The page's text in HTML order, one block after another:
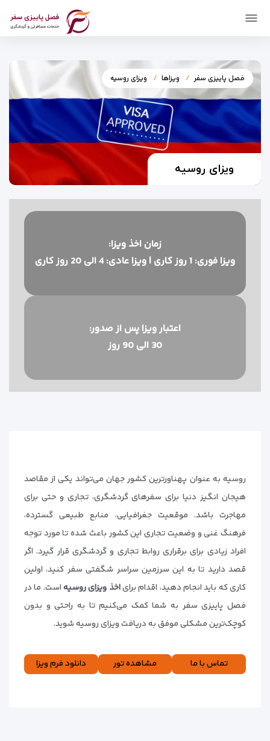
فصل پاییزی سفر ویزاها ویزای روسیه
ویزای روسیه
زمان اخذ ويزا:
ویزا فوری: 1 روز کاری | ویزا عادی: 4 الی 20 روز کاری
اعتبار ویزا پس از صدور:
30 الی 90 روز
روسیه به عنوان پهناورترین کشور جهان می‌تواند یکی از مقاصد
هیجان انگیز دنیا برای سفرهای گردشگری، تجاری و حتی برای
مهاجرت باشد. موقعیت جغرافیایی، منابع طبیعی گسترده،
فرهنگ غنی و وضعیت تجاری این کشور باعث شده تا مورد توجه
افراد زیادی برای برقراری روابط تجاری و گردشگری قرار گیرد. اگر
قصد دارید تا به این سرزمین سراسر شگفتی سفر کنید، اولین
کاری که باید انجام دهید، اقدام برایاخذ ویزای روسیهاست. ما در
فصل پاییزی سفر به شما کمک می‌کنیم تا به راحتی و بدون
کوچک‌ترین مشکلی موفق به دریافت ویزای روسیه شوید.
تماس با ما مشاهده تور‌ دانلود فرم ویزا